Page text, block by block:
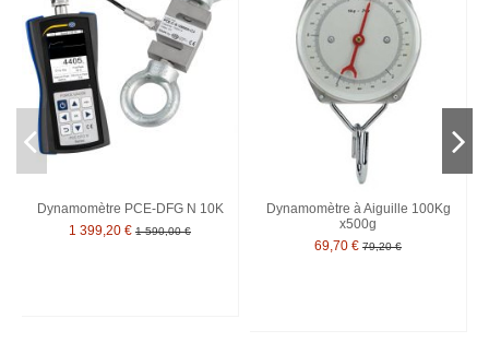
Dynamomètre PCE-DFG N 10K
1 399,20 € 1 590,00 €
Dynamomètre à Aiguille 100Kg
x500g
69,70 € 79,20 €